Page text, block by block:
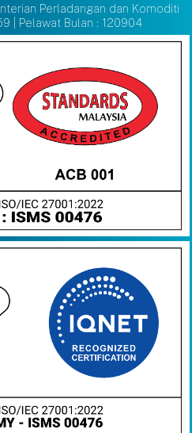
Perladangan dan Komoditi
| Pelawat Bulan : 120904